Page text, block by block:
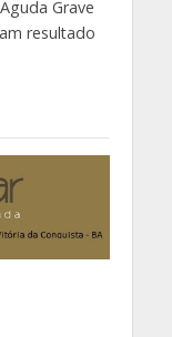
Grave
resultado